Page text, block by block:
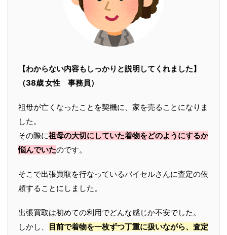
【わからない内容もしっかりと説明してくれました】
（38歳 女性 事務員）
祖母が亡くなったことを契機に、家を売ることになりま
した。
その際に祖母の大切にしていた着物をどのようにするか
悩んでいたのです。
そこで出張買取を行なっているバイセルさんに査定の依
頼することにしました。
出張買取は初めての利用でどんな感じか不安でした。
しかし、
目前で着物を一枚ずつ丁重に扱いながら、査定